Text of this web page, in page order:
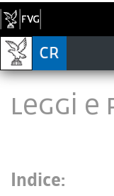
LEGGI E
Indice: